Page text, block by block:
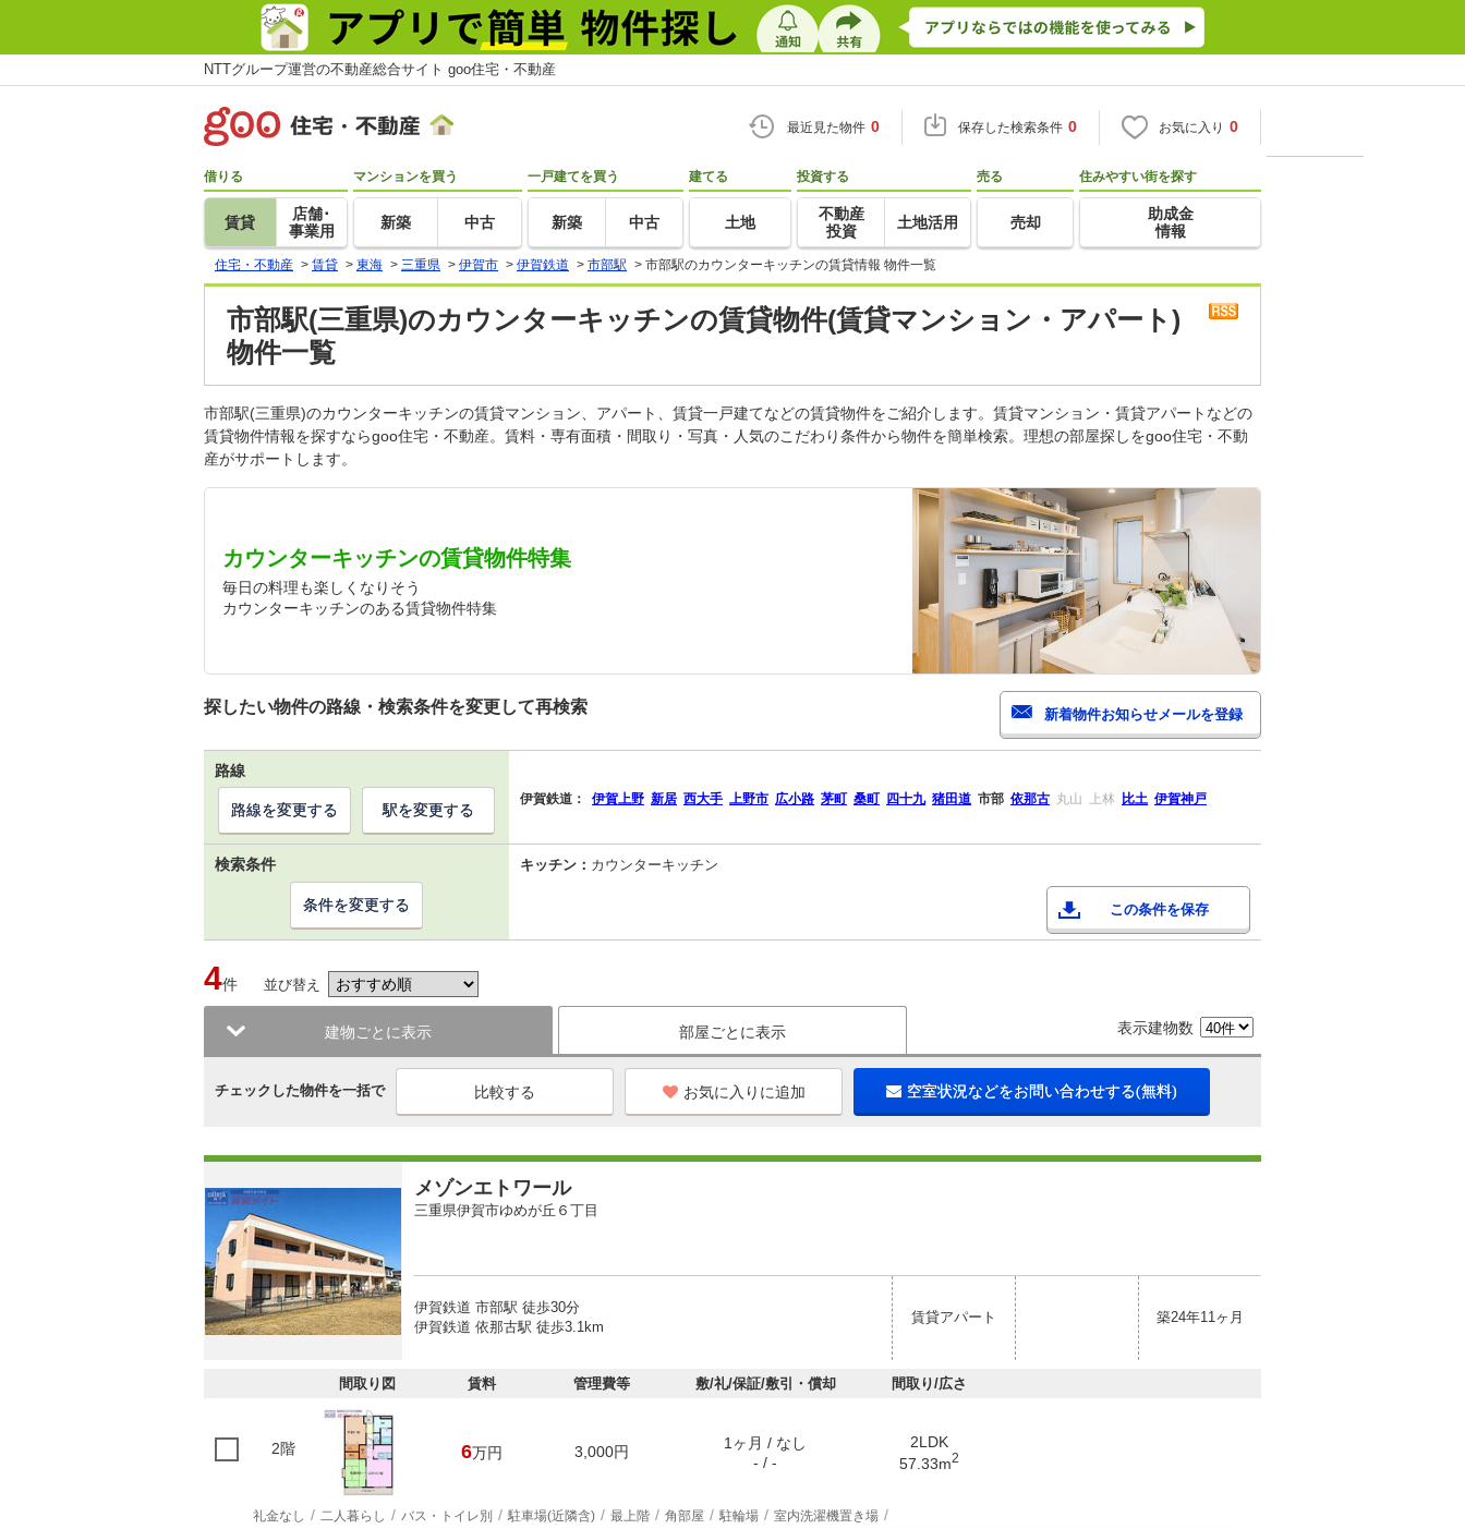
NTTグループ運営の不動産総合サイト goo住宅・不動産
最近見た物件 0 保存した検索条件 0 お気に入り 0
借りる
賃貸
店舗･
事業用
マンションを買う
新築 中古
一戸建てを買う
新築 中古
建てる
土地
投資する
不動産
投資
土地活用
売る
売却
住みやすい街を探す
助成金
情報
住宅・不動産 > 賃貸 > 東海 > 三重県 > 伊賀市 > 伊賀鉄道 > 市部駅 > 市部駅のカウンターキッチンの賃貸情報 物件一覧
市部駅(三重県)のカウンターキッチンの賃貸物件(賃貸マンション・アパート)
物件一覧
市部駅(三重県)のカウンターキッチンの賃貸マンション、アパート、賃貸一戸建てなどの賃貸物件をご紹介します。賃貸マンション・賃貸アパートなどの
賃貸物件情報を探すならgoo住宅・不動産。賃料・専有面積・間取り・写真・人気のこだわり条件から物件を簡単検索。理想の部屋探しをgoo住宅・不動
産がサポートします。
カウンターキッチンの賃貸物件特集
毎日の料理も楽しくなりそう
カウンターキッチンのある賃貸物件特集
探したい物件の路線・検索条件を変更して再検索
路線
伊賀鉄道： 伊賀上野 新居 西大手 上野市 広小路 茅町 桑町 四十九 猪田道 市部 依那古 丸山 上林 比土 伊賀神戸
路線を変更する 駅を変更する
検索条件 キッチン： カウンターキッチン
この条件を保存
条件を変更する
4件 並び替え
建物ごとに表示 部屋ごとに表示 表示建物数
チェックした物件を一括で お気に入りに追加 空室状況などをお問い合わせする(無料)
メゾンエトワール
三重県伊賀市ゆめが丘６丁目
伊賀鉄道 市部駅 徒歩30分
伊賀鉄道 依那古駅 徒歩3.1km
賃貸アパート 築24年11ヶ月
間取り図 賃料 管理費等 敷/礼/保証/敷引・償却 間取り/広さ
2階 6万円 3,000円
1ヶ月 / なし
- / -
2LDK
57.33m2
礼金なし 二人暮らし バス・トイレ別 駐車場(近隣含) 最上階 角部屋 駐輪場 室内洗濯機置き場